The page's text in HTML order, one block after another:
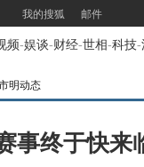
我的搜狐 邮件
频-娱谈-财经-世相-科技-
明动态
事终于快来